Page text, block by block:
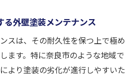
る外壁塗装メンテナンス
スは、その耐久性を保つ上で極め
ます。特に奈良市のような地域で
より塗装の劣化が進行しやすいた